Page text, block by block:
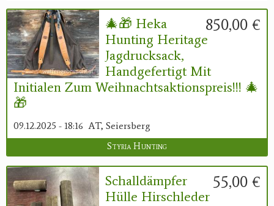
850,00 €
🎄🎁 Heka
Hunting Heritage
Jagdrucksack,
Handgefertigt Mit
Initialen Zum Weihnachtsaktionspreis!!! 🎄
🎁
09.12.2025 - 18:16 AT, Seiersberg
Styria Hunting
55,00 €
Schalldämpfer
Hülle Hirschleder